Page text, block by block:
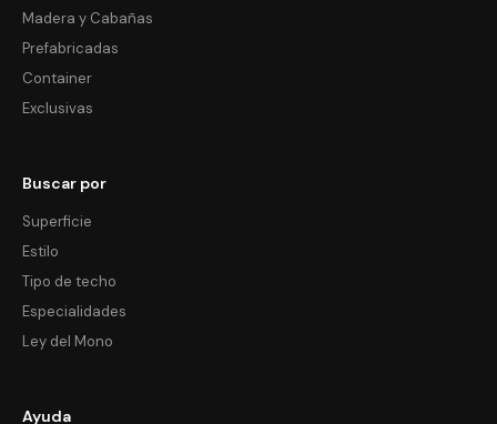
Madera y Cabañas
Prefabricadas
Container
Exclusivas
Buscar por
Superficie
Estilo
Tipo de techo
Especialidades
Ley del Mono
Ayuda